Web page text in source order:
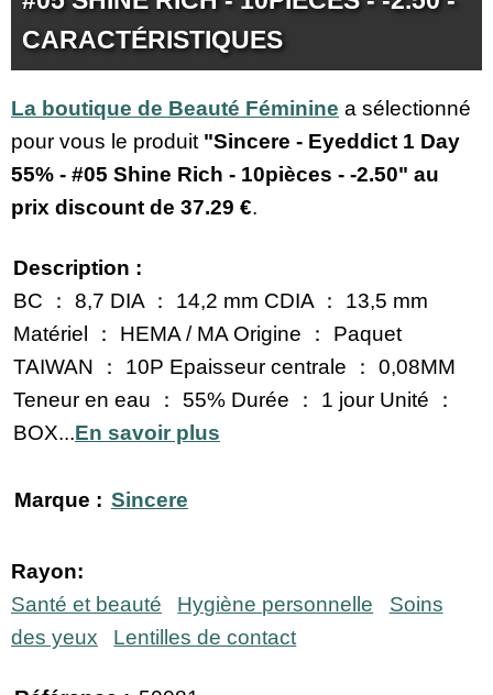
CARACTÉRISTIQUES
La boutique de Beauté Féminine a sélectionné
pour vous le produit "Sincere - Eyeddict 1 Day
55% - #05 Shine Rich - 10pièces - -2.50" au
prix discount de 37.29 €.
Description :
BC ： 8,7 DIA ： 14,2 mm CDIA ： 13,5 mm
Matériel ： HEMA / MA Origine ： Paquet
TAIWAN ： 10P Epaisseur centrale ： 0,08MM
Teneur en eau ： 55% Durée ： 1 jour Unité ：
BOX...En savoir plus
Marque : Sincere
Rayon:
Santé et beauté
Hygiène personnelle
Soins
des yeux
Lentilles de contact